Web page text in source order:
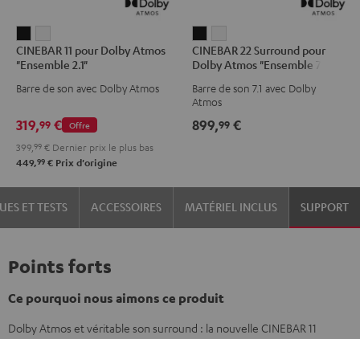
11
pour
Dolby
"Ensemble
2.1"
Noir
11
pour
Dolby
"Ensemble
2.1"
Blanc
CINEBAR 11 pour Dolby Atmos
"Ensemble 2.1"
Barre de son avec Dolby Atmos
Offre
319,99 €
399, 99 € Dernier prix le plus bas
449,99 € Prix d'origine
22
Surround
pour
Atmos
Noir
22
Surround
pour
Atmos
Blanc
CINEBAR 22 Surround pour
Dolby Atmos "Ensemble 7.1"
Barre de son 7.1 avec Dolby
Atmos
899,99 €
ET TESTS ACCESSOIRES MATÉRIEL INCLUS SUPPORT
Points forts
Ce pourquoi nous aimons ce produit
Dolby Atmos et véritable son surround : la nouvelle CINEBAR 11